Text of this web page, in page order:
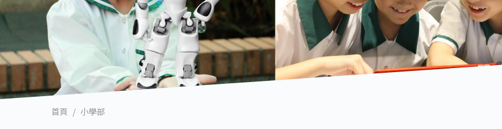
8月31日 開學日
🎉🎉🎉狂賀! 12望蘇同學榮錄MIT麻省理工學院，本校連續兩年錄取世界第一學府！
首頁 小學部